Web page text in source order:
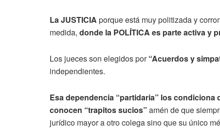
La JUSTICIA porque está muy politizada y
medida, donde la POLÍTICA es parte activa y
Los jueces son elegidos por“Acuerdos y
independientes.
Esa dependencia “partidaria” los
conocen “trapitos sucios” amén de que
jurídico mayor a otro colega sino que su único